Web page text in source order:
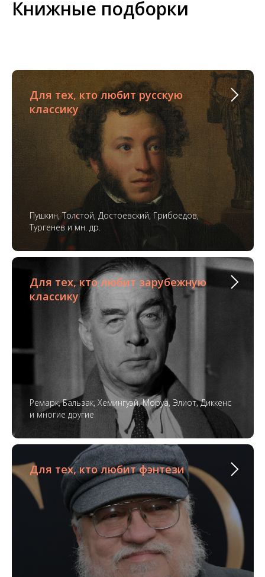
Книжные подборки
Для тех, кто любит русскую
классику
Пушкин, Толстой, Достоевский, Грибоедов,
Тургенев и мн. др.
Для тех, кто любит зарубежную
классику
Ремарк, Бальзак, Хемингуэй, Моруа, Элиот, Диккенс
и многие другие
Для тех, кто любит фэнтези